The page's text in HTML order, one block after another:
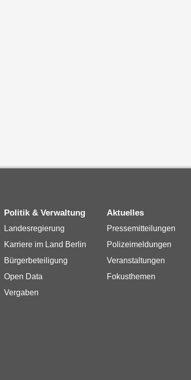
Politik & Verwaltung
Landesregierung
Karriere im Land Berlin
Bürgerbeteiligung
Open Data
Vergaben
Aktuelles
Pressemitteilungen
Polizeimeldungen
Veranstaltungen
Fokusthemen